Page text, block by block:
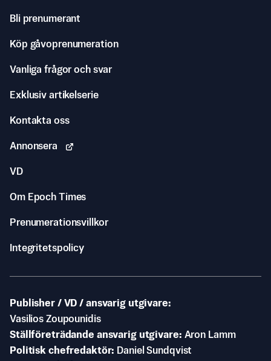
Bli prenumerant
Köp gåvoprenumeration
Vanliga frågor och svar
Exklusiv artikelserie
Kontakta oss
Annonsera
VD
Om Epoch Times
Prenumerationsvillkor
Integritetspolicy
Publisher / VD / ansvarig utgivare
Vasilios Zoupounidis
Ställföreträdande ansvarig utgivare Aron Lamm
Politisk chefredaktör
Daniel Sundqvist